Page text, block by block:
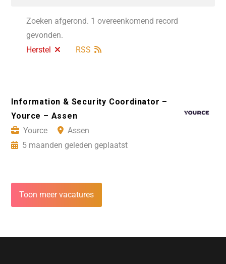
Zoeken afgerond. 1 overeenkomend record
gevonden.
Herstel
RSS
Information & Security Coordinator –
Yource – Assen
Yource
Assen
5 maanden geleden geplaatst
Toon meer vacatures